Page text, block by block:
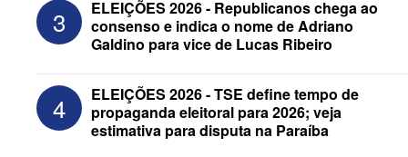
anuncia Zé Carneiro e Pastor Jader
Medeiros na suplência de Major Fábio
3
ELEIÇÕES 2026 - Republicanos chega ao
consenso e indica o nome de Adriano
Galdino para vice de Lucas Ribeiro
4
ELEIÇÕES 2026 - TSE define tempo de
propaganda eleitoral para 2026; veja
estimativa para disputa na Paraíba